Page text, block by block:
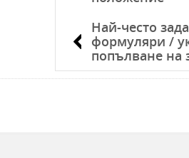
Най-често
формуляри /
попълване на